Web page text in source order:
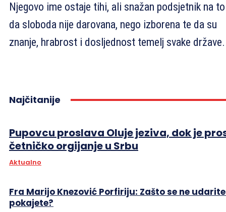
Njegovo ime ostaje tihi, ali snažan podsjetnik na to
da sloboda nije darovana, nego izborena te da su
znanje, hrabrost i dosljednost temelj svake države.
Najčitanije
Pupovcu proslava Oluje jeziva, dok je
četničko orgijanje u Srbu
Aktualno
Fra Marijo Knezović Porfiriju: Zašto se ne
pokajete?